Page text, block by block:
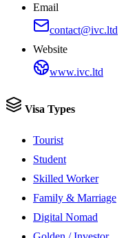
Email
contact@ivc.ltd
Website
www.ivc.ltd
Visa Types
Tourist
Student
Skilled Worker
Family & Marriage
Digital Nomad